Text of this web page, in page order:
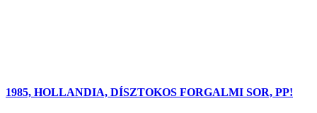
1985, HOLLANDIA, DÍSZTOKOS FORGALMI SOR, PP!